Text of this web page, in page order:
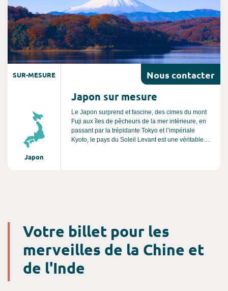
SUR-MESURE
Japon
Nous contacter
Japon sur mesure
Le Japon surprend et fascine, des cimes du mont
Fuji aux îles de pêcheurs de la mer intérieure, en
passant par la trépidante Tokyo et l’impériale
Kyoto, le pays du Soleil Levant est une véritable
Votre billet pour les
merveilles de la Chine et
de l'Inde